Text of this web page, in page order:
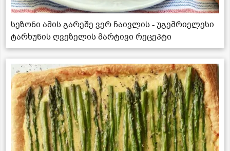
სეზონი ამის გარეშე ვერ ჩაივლის - უგემრიელესი
ტარხუნის ღვეზელის მარტივი რეცეპტი